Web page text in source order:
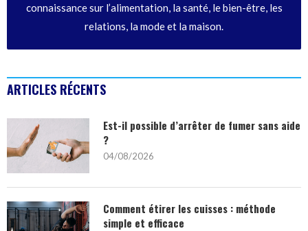
connaissance sur l’alimentation, la santé, le bien-être, les
relations, la mode et la maison.
ARTICLES RÉCENTS
Est-il possible d’arrêter de fumer sans aide
?
04/08/2026
Comment étirer les cuisses : méthode
simple et efficace